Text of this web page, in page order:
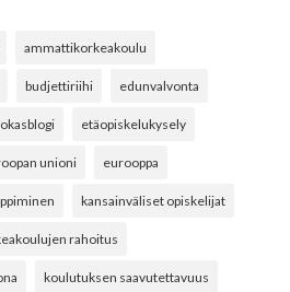
ammattikorkeakoulu
budjettiriihi edunvalvonta
etäopiskelukysely
unioni eurooppa
kansainväliset opiskelijat
rahoitus
koulutuksen saavutettavuus